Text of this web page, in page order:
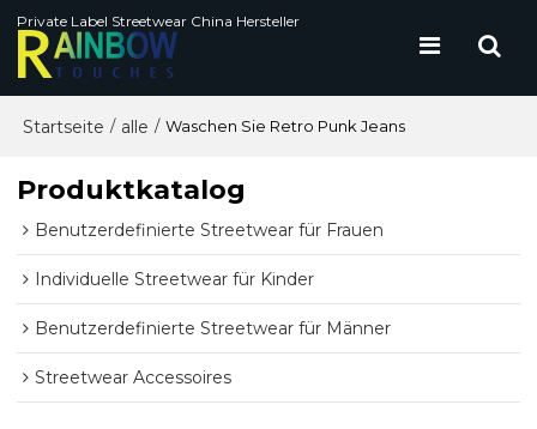
Private Label Streetwear China Hersteller
Startseite / alle / Waschen Sie Retro Punk Jeans
Produktkatalog
Benutzerdefinierte Streetwear für Frauen
Individuelle Streetwear für Kinder
Benutzerdefinierte Streetwear für Männer
Streetwear Accessoires